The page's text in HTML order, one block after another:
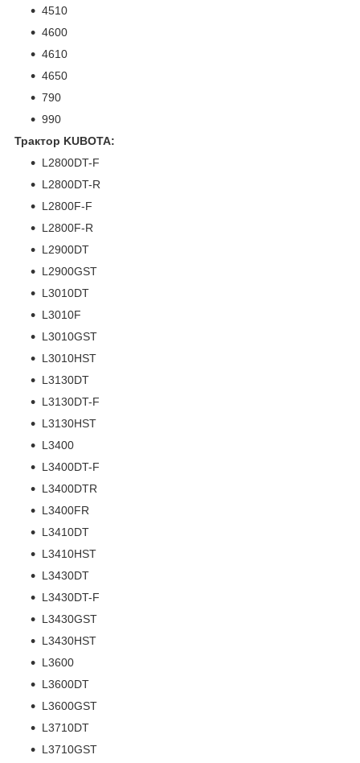
4510
4600
4610
4650
790
990
Трактор KUBOTA:
L2800DT-F
L2800DT-R
L2800F-F
L2800F-R
L2900DT
L2900GST
L3010DT
L3010F
L3010GST
L3010HST
L3130DT
L3130DT-F
L3130HST
L3400
L3400DT-F
L3400DTR
L3400FR
L3410DT
L3410HST
L3430DT
L3430DT-F
L3430GST
L3430HST
L3600
L3600DT
L3600GST
L3710DT
L3710GST